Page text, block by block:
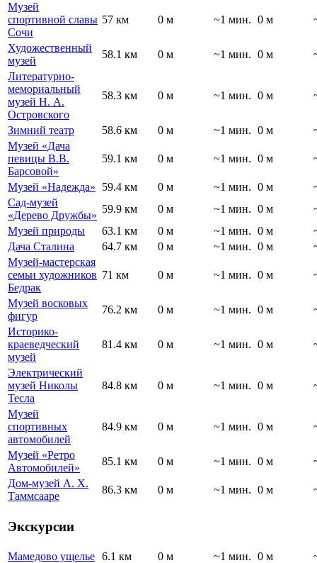
Музей
спортивной славы
Сочи
57 км 0 м ~1 мин. 0 м
Художественный
музей
58.1 км 0 м ~1 мин. 0 м
Литературно-
мемориальный
музей Н. А.
Островского
58.3 км 0 м ~1 мин. 0 м
Зимний театр 58.6 км 0 м ~1 мин. 0 м
Музей «Дача
певицы В.В.
Барсовой»
59.1 км 0 м ~1 мин. 0 м
Музей «Надежда» 59.4 км 0 м ~1 мин. 0 м
Сад-музей
«Дерево Дружбы»
59.9 км 0 м ~1 мин. 0 м
Музей природы
63.1 км 0 м ~1 мин. 0 м
Дача Сталина
64.7 км 0 м ~1 мин. 0 м
Музей-мастерская
семьи художников
Бедрак
71 км 0 м ~1 мин. 0 м
Музей восковых
фигур
76.2 км 0 м ~1 мин. 0 м
Историко-
краеведческий
музей
81.4 км 0 м ~1 мин. 0 м
Электрический
музей Николы
Тесла
84.8 км 0 м ~1 мин. 0 м
Музей
спортивных
автомобилей
84.9 км 0 м ~1 мин. 0 м
Музей «Ретро
Автомобилей»
85.1 км 0 м ~1 мин. 0 м
Дом-музей А. Х.
Таммсааре
86.3 км 0 м ~1 мин. 0 м
Экскурсии
Мамедово ущелье 6.1 км 0 м ~1 мин. 0 м